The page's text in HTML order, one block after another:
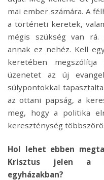
mai ember számára. A
a történeti keretek,
mégis szükség van
annak ez nehéz. Kell
keretében
üzenetet az új
súlypontokkal
az ottani papság, a
meg, hogy a politika
kereszténység
Hol lehet ebben
Krisztus jelen a
egyházakban?